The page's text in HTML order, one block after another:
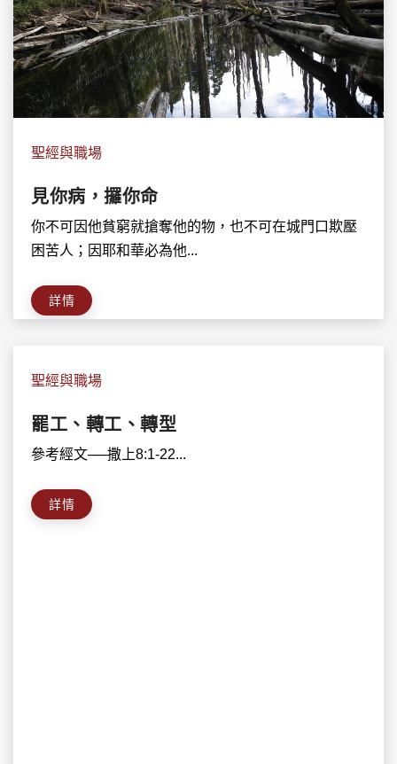
聖經與職場
見你病，攞你命
你不可因他貧窮就搶奪他的物，也不可在城門口欺壓
困苦人；因耶和華必為他...
詳情
聖經與職場
罷工、轉工、轉型
參考經文──撒上8:1-22...
詳情